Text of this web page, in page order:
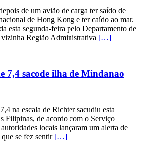
de um avião de carga ter saído de
de Hong Kong e ter caído ao mar.
esta segunda-feira pelo Departamento de
Região Administrativa […]
7,4 sacode ilha de Mindanao
na escala de Richter sacudiu esta
Filipinas, de acordo com o Serviço
locais lançaram um alerta de
se fez sentir […]